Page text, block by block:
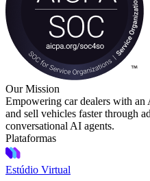
Our Mission
Empowering car dealers with
and sell vehicles faster through
conversational AI agents.
Plataformas
Estúdio Virtual